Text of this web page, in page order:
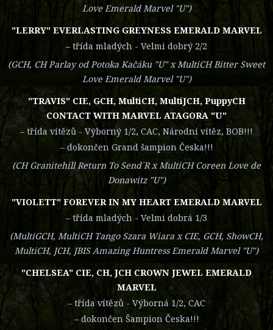
Love Emerald Marvel "U")
"LERRY" EVERLASTING GREYNESS EMERALD MARVEL
– třída mladých - Velmi dobrý 2/2
(GCH, CH Parlay od Potoka Kačáku "U" x MultiCH Bitter Sweet
Love Emerald Marvel "U")
"TRAVIS" CIE, GCH, MultiCH, MultiJCH, PuppyCH
CONTACT WITH MARVEL ATAGORA "U"
– třída vítězů - Výborný 1/2, CAC, Národní vítěz, BOB!!!
– dokončen Grand šampion Česka!!!
(CH Granitehill Return To Send´R x MultiCH Coreen Love de
Donawitz "U")
"VIOLETT" FOREVER IN MY HEART EMERALD MARVEL
– třída mladých - Velmi dobrá 1/3
(MultiGCH, MultiCH Tango Szara Wiara x CIE, GCH, ShowCH,
MultiCH, JCH, JBIS Amazing Huntress Emerald Marvel "U")
"CHELSEA" CIE, CH, JCH CROWN JEWEL EMERALD
MARVEL
– třída vítězů - Výborná 1/2, CAC
– dokončen Šampion Česka!!!